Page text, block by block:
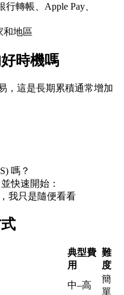
轉帳、Apple Pay、
和地區
時機嗎
，這是長期累積通常增加
嗎？
快速開始：
我只是隨便看看
典型費
用
難
度
中–高
簡
單